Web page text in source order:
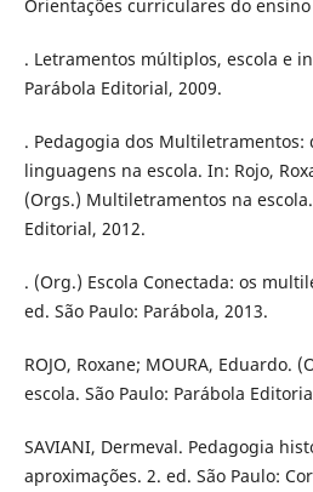
Orientações curriculares do
. Letramentos múltiplos, escola e
Parábola Editorial, 2009.
. Pedagogia dos
linguagens na escola. In: Rojo,
(Orgs.) Multiletramentos na
Editorial, 2012.
. (Org.) Escola Conectada: os
ed. São Paulo: Parábola, 2013.
ROJO, Roxane; MOURA, Eduardo.
escola. São Paulo: Parábola
SAVIANI, Dermeval. Pedagogia
aproximações. 2. ed. São Paulo: